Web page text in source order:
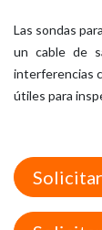
Las sondas
un cable de
interferencias
útiles para